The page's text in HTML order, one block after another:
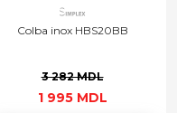
Colba inox HBS20BB
3 282 MDL
1 995 MDL